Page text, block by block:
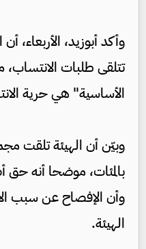
وأكد أبوزيد، الأربعاء،
تتلقى طلبات الانتساب،
الأساسية" هي حرية
وبيّن أن الهيئة تلقت
بالمئات، موضحا أنه
وأن الإفصاح عن سبب
الهيئة.